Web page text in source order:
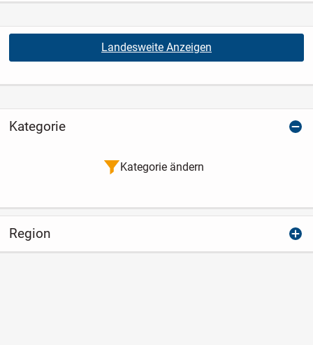
Landesweite Anzeigen
Kategorie
Kategorie ändern
Region